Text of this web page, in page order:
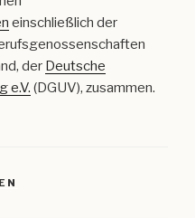
einschließlich der
der Deutsche
e.V. (DGUV), zusammen.